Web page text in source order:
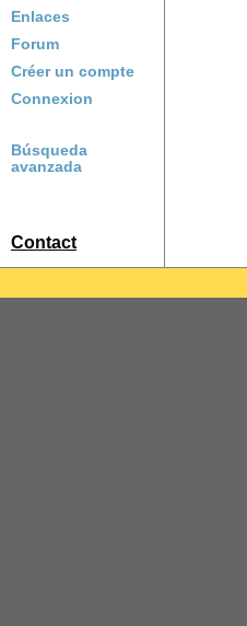
Enlaces
Forum
Créer un compte
Connexion
Búsqueda
avanzada
Contact